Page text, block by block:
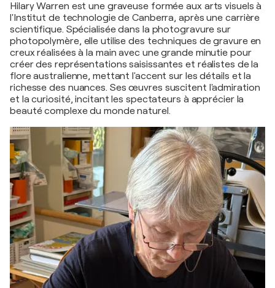
Hilary Warren est une graveuse formée aux arts visuels à
l'Institut de technologie de Canberra, après une carrière
scientifique. Spécialisée dans la photogravure sur
photopolymère, elle utilise des techniques de gravure en
creux réalisées à la main avec une grande minutie pour
créer des représentations saisissantes et réalistes de la
flore australienne, mettant l'accent sur les détails et la
richesse des nuances. Ses œuvres suscitent l'admiration
et la curiosité, incitant les spectateurs à apprécier la
beauté complexe du monde naturel.